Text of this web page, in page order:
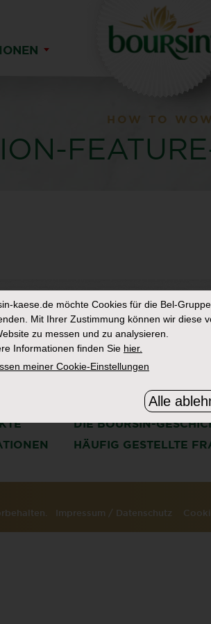
HOW TO WOW
DIE BOURSIN-
HÄUFIG GESTELLTE
Impressum / Datenschutz
kaese.de möchte Cookies für die Bel-
Mit Ihrer Zustimmung können wir diese
zu messen und zu analysieren.
Informationen finden Sie hier.
meiner Cookie-Einstellungen
Alle